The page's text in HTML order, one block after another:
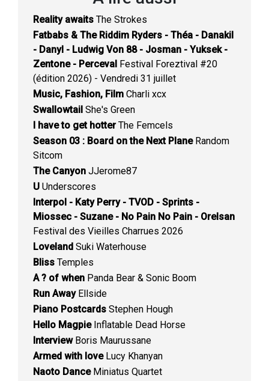
Reality awaits The Strokes
Fatbabs & The Riddim Ryders - Théa - Danakil
- Danyl - Ludwig Von 88 - Josman - Yuksek -
Zentone - Perceval Festival Foreztival #20
(édition 2026) - Vendredi 31 juillet
Music, Fashion, Film Charli xcx
Swallowtail She's Green
I have to get hotterThe Femcels
Season 03 : Board on the Next PlaneRandom
Sitcom
The Canyon JJerome87
U Underscores
Interpol - Katy Perry - TVOD - Sprints -
Miossec - Suzane - No Pain No Pain - Orelsan
Festival des Vieilles Charrues 2026
Loveland Suki Waterhouse
Bliss Temples
A ? of when Panda Bear & Sonic Boom
Run AwayEllside
Piano Postcards Stephen Hough
Hello MagpieInflatable Dead Horse
InterviewBoris Maurussane
Armed with loveLucy Khanyan
Naoto DanceMiniatus Quartet